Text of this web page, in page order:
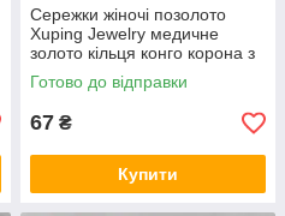
Сережки жіночі позолото
Xuping Jewelry медичне
золото кільця конго корона з
підвісками перлів 24K
Готово до відправки
67 ₴
Купити